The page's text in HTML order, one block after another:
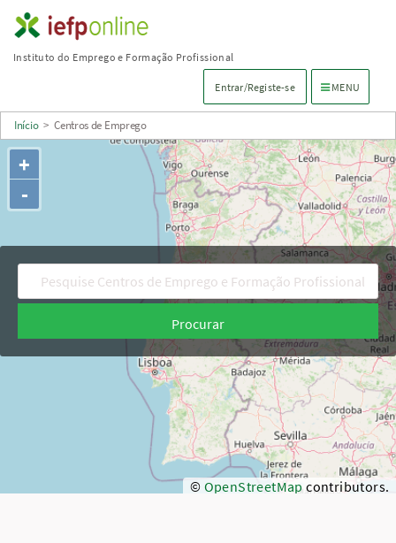
Saltar
para
principal
Instituto do Emprego e Formação Profissional
Entrar/Registe-se Menu de
MENU
Início > Centros de Emprego
+
-
© OpenStreetMapcontributors.
Procurar